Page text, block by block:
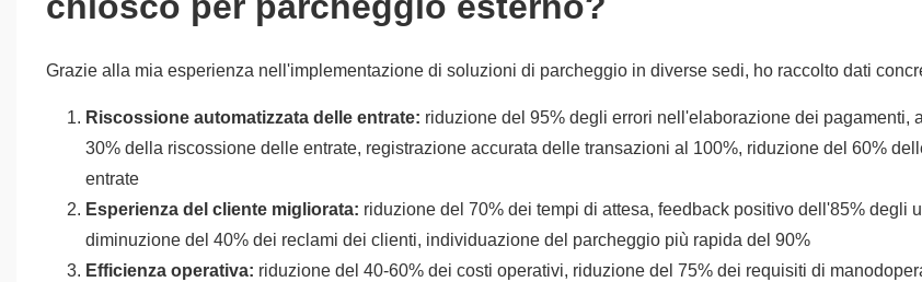
Grazie alla mia esperienza nell'implementazione di soluzioni di parcheggio in diverse sedi, ho raccolto dati
Riscossione automatizzata delle entrate: riduzione del 95% degli errori nell'elaborazione dei pagamenti,
30% della riscossione delle entrate, registrazione accurata delle transazioni al 100%, riduzione del 60%
entrate
Esperienza del cliente migliorata: riduzione del 70% dei tempi di attesa, feedback positivo dell'85% degli
diminuzione del 40% dei reclami dei clienti, individuazione del parcheggio più rapida del 90%
Efficienza operativa: riduzione del 40-60% dei costi operativi, riduzione del 75% dei requisiti di